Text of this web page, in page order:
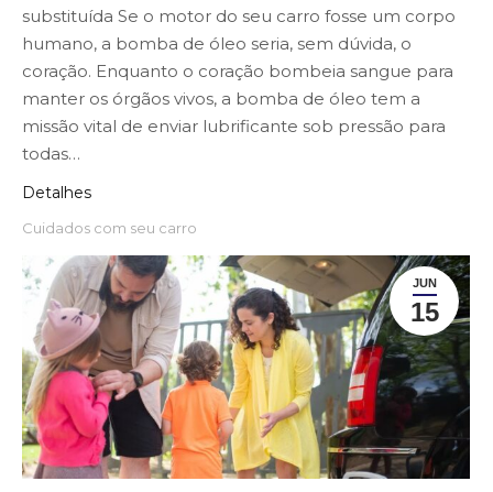
substituída Se o motor do seu carro fosse um corpo
humano, a bomba de óleo seria, sem dúvida, o
coração. Enquanto o coração bombeia sangue para
manter os órgãos vivos, a bomba de óleo tem a
missão vital de enviar lubrificante sob pressão para
todas…
Detalhes
Cuidados com seu carro
JUN
15